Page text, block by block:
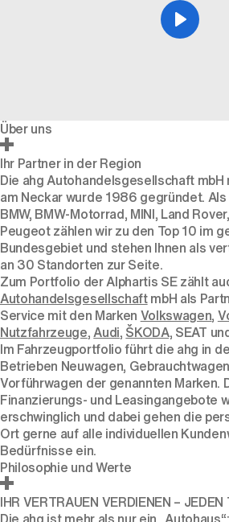
Über uns
Ihr Partner in der Region
Die ahg Autohandelsgesellschaft
am Neckar wurde 1986 gegründet.
BMW, BMW-Motorrad, MINI, Land Rover,
Peugeotzählen wir zu den Top 10 im
Bundesgebiet und stehen Ihnen als
an 30 Standorten zur Seite.
Zum Portfolio der Alphartis SE zählt
AutohandelsgesellschaftmbH als
Service mit den Marken Volkswagen,
Nutzfahrzeuge,Audi, ŠKODA, SEAT
Im Fahrzeugportfolio führt die ahg in
Betrieben Neuwagen,
Vorführwagen der genannten Marken.
Finanzierungs- und Leasingangebote
erschwinglich und dabei gehen die
Ort gerne auf alle individuellen
Bedürfnisse ein.
Philosophie und Werte
IHR VERTRAUEN VERDIENEN – JEDEN